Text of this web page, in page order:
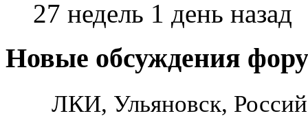
27 недель 1 день назад
Новые обсуждения
ЛКИ, Ульяновск,